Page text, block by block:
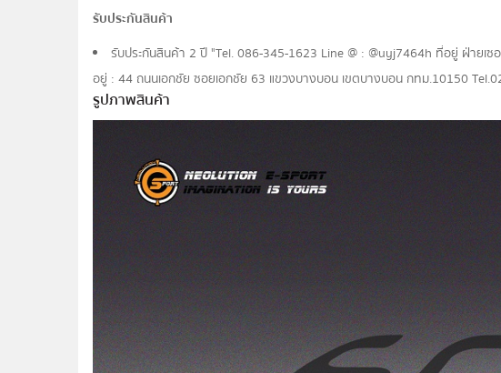
รับประกันสินค้า
รับประกันสินค้า 2 ปี "Tel. 086-345-1623 Line @ : @uyj7464h ที่อยู่ ฝ่าย
อยู่ : 44 ถนนเอกชัย ซอยเอกชัย 63 แขวงบางบอน เขตบางบอน กทม.10150
รูปภาพสินค้า